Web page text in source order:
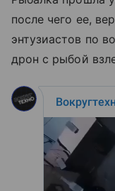
после чего ее,
энтузиастов по
дрон с рыбой